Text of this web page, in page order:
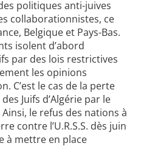
politiques anti-juives
collaborationnistes, ce
Belgique et Pays-Bas.
isolent d’abord
par des lois restrictives
les opinions
C’est le cas de la perte
Juifs d’Algérie par le
le refus des nations à
contre l’U.R.S.S. dès juin
à mettre en place